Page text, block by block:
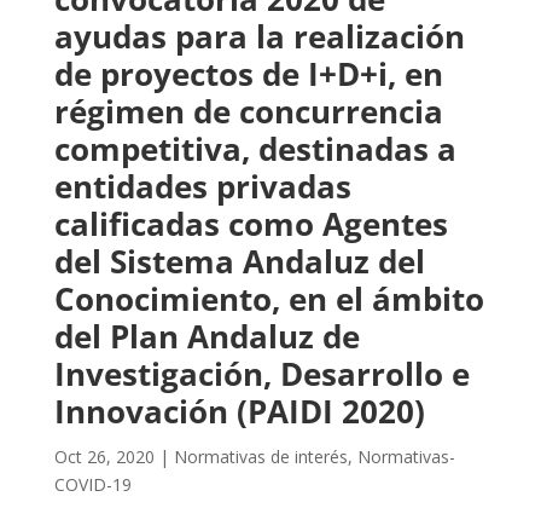
ayudas para la realización
de proyectos de I+D+i, en
régimen de concurrencia
competitiva, destinadas a
entidades privadas
calificadas como Agentes
del Sistema Andaluz del
Conocimiento, en el ámbito
del Plan Andaluz de
Investigación, Desarrollo e
Innovación (PAIDI 2020)
Oct 26, 2020 | Normativas de interés, Normativas-
COVID-19